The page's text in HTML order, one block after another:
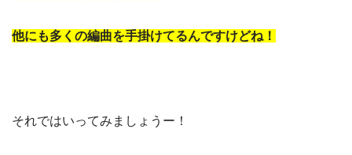
他にも多くの編曲を手掛けてるんですけどね！
それではいってみましょうー！